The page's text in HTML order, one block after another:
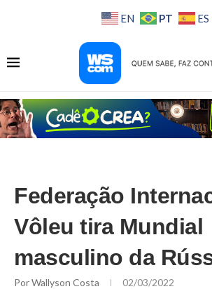
EN PT ES
Federação
Vôleu tira Mundial
masculino da
PorWallyson Costa 02/03/2022